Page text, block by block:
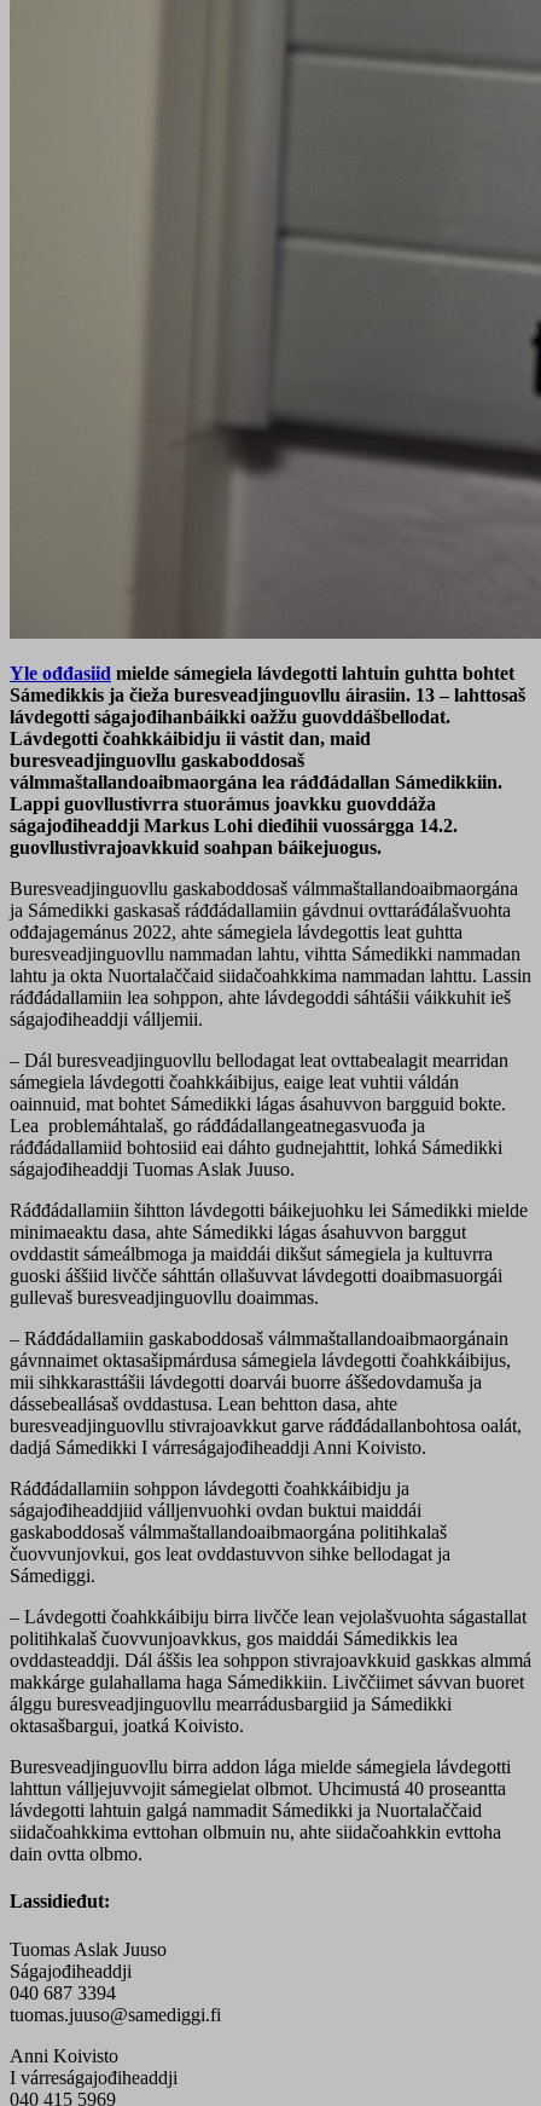
Yle ođđasiid mielde sámegiela lávdegotti lahtuin guhtta bohtet
Sámedikkis ja čieža buresveadjinguovllu áirasiin. 13 – lahttosaš
lávdegotti ságajođihanbáikki oažžu guovddášbellodat.
Lávdegotti čoahkkáibidju ii vástit dan, maid
buresveadjinguovllu gaskaboddosaš
válmmaštallandoaibmaorgána lea ráđđádallan Sámedikkiin.
Lappi guovllustivrra stuorámus joavkku guovddáža
ságajođiheaddji Markus Lohi dieđihii vuossárgga 14.2.
guovllustivrajoavkkuid soahpan báikejuogus.
Buresveadjinguovllu gaskaboddosaš válmmaštallandoaibmaorgána
ja Sámedikki gaskasaš ráđđádallamiin gávdnui ovttaráđálašvuohta
ođđajagemánus 2022, ahte sámegiela lávdegottis leat guhtta
buresveadjinguovllu nammadan lahtu, vihtta Sámedikki nammadan
lahtu ja okta Nuortalaččaid siidačoahkkima nammadan lahttu. Lassin
ráđđádallamiin lea sohppon, ahte lávdegoddi sáhtášii váikkuhit ieš
ságajođiheaddji válljemii.
– Dál buresveadjinguovllu bellodagat leat ovttabealagit mearridan
sámegiela lávdegotti čoahkkáibijus, eaige leat vuhtii váldán
oainnuid, mat bohtet Sámedikki lágas ásahuvvon bargguid bokte.
Lea problemáhtalaš, go ráđđádallangeatnegasvuođa ja
ráđđádallamiid bohtosiid eai dáhto gudnejahttit, lohká Sámedikki
ságajođiheaddji Tuomas Aslak Juuso.
Ráđđádallamiin šihtton lávdegotti báikejuohku lei Sámedikki mielde
minimaeaktu dasa, ahte Sámedikki lágas ásahuvvon barggut
ovddastit sámeálbmoga ja maiddái dikšut sámegiela ja kultuvrra
guoski áššiid livčče sáhttán ollašuvvat lávdegotti doaibmasuorgái
gullevaš buresveadjinguovllu doaimmas.
– Ráđđádallamiin gaskaboddosaš válmmaštallandoaibmaorgánain
gávnnaimet oktasašipmárdusa sámegiela lávdegotti čoahkkáibijus,
mii sihkkarasttášii lávdegotti doarvái buorre áššedovdamuša ja
dássebeallásaš ovddastusa. Lean behtton dasa, ahte
buresveadjinguovllu stivrajoavkkut garve ráđđádallanbohtosa oalát,
dadjá Sámedikki I várreságajođiheaddji Anni Koivisto.
Ráđđádallamiin sohppon lávdegotti čoahkkáibidju ja
ságajođiheaddjiid válljenvuohki ovdan buktui maiddái
gaskaboddosaš válmmaštallandoaibmaorgána politihkalaš
čuovvunjovkui, gos leat ovddastuvvon sihke bellodagat ja
Sámediggi.
– Lávdegotti čoahkkáibiju birra livčče lean vejolašvuohta ságastallat
politihkalaš čuovvunjoavkkus, gos maiddái Sámedikkis lea
ovddasteaddji. Dál áššis lea sohppon stivrajoavkkuid gaskkas almmá
makkárge gulahallama haga Sámedikkiin. Livččiimet sávvan buoret
álggu buresveadjinguovllu mearrádusbargiid ja Sámedikki
oktasašbargui, joatká Koivisto.
Buresveadjinguovllu birra addon lága mielde sámegiela lávdegotti
lahttun válljejuvvojit sámegielat olbmot. Uhcimustá 40 proseantta
lávdegotti lahtuin galgá nammadit Sámedikki ja Nuortalaččaid
siidačoahkkima evttohan olbmuin nu, ahte siidačoahkkin evttoha
dain ovtta olbmo.
Lassidieđut:
Tuomas Aslak Juuso
Ságajođiheaddji
040 687 3394
tuomas.juuso@samediggi.fi
Anni Koivisto
I várreságajođiheaddji
040 415 5969